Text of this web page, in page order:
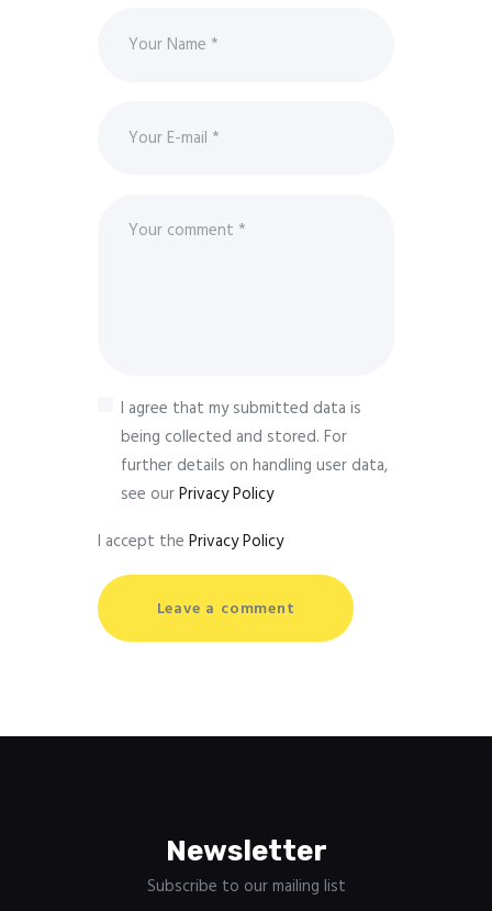
I agree that my submitted data is
being collected and stored. For
further details on handling user data,
see ourPrivacy Policy
I accept the Privacy Policy
Newsletter
Subscribe to our mailing list